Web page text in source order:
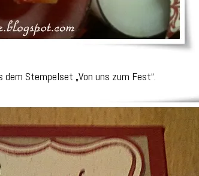
Stempelset „Von uns zum Fest“.